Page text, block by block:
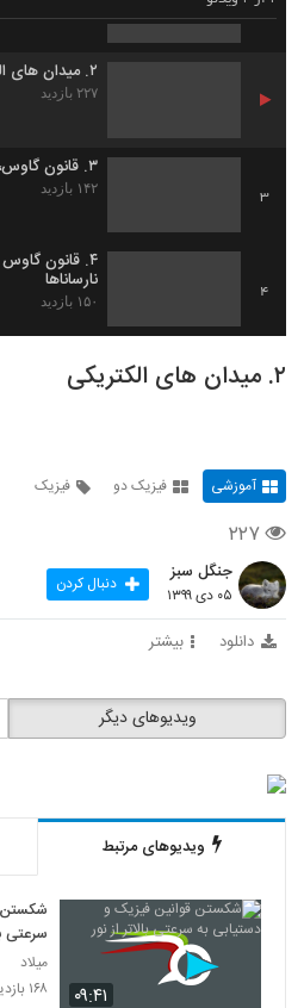
۲. میدان های الکتریکی
۲۲۷ بازدید
3
۳. قانون گاوس، قسمت اول
۱۴۲ بازدید
4
۴. قانون گاوس
نارساناها
۱۵۰ بازدید
۲. میدان های الکتریکی
آموزشی فیزیک دو فیزیک
۲۲۷
جنگل سبز
۰۵ دی ۱۳۹۹ دنبال کردن
دانلود بیشتر
ویدیوهای دیگر
ویدیوهای مرتبط
۰۹:۴۱
شکستن
سرعتی
میلاد
۱۶۸ بازدید